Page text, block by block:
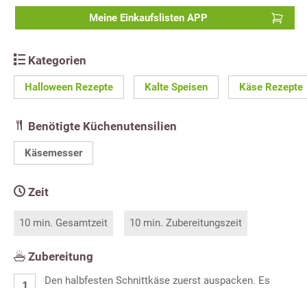
Meine Einkaufslisten APP
Kategorien
Halloween Rezepte Kalte Speisen Käse Rezepte
Benötigte Küchenutensilien
Käsemesser
Zeit
10 min. Gesamtzeit 10 min. Zubereitungszeit
Zubereitung
Den halbfesten Schnittkäse zuerst auspacken. Es